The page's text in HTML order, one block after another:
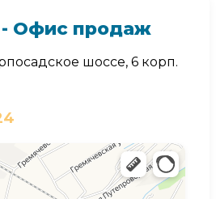
Офис продаж
шоссе, 6 корп.